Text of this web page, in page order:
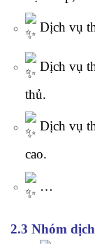
Dịch vụ
Dịch vụ
thủ.
Dịch vụ
cao.
…
2.3 Nhóm